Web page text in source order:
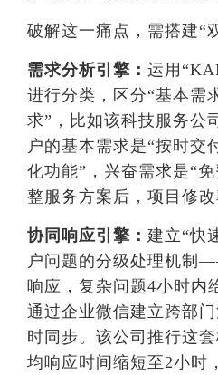
破解这一痛点，需搭建“
需求分析引擎： 运用
进行分类，区分“基本需
求”，比如该科技服务公
户的基本需求是“按时交
化功能”，兴奋需求是“
整服务方案后，项目修改
协同响应引擎： 建立“快
户问题的分级处理机制
响应，复杂问题4小时内
通过企业微信建立跨部
时同步。该公司推行这
均响应时间缩短至2小时